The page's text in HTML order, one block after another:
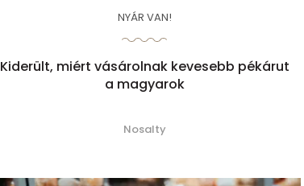
NYÁR VAN!
Kiderült, miért vásárolnak kevesebb pékárut
a magyarok
Nosalty